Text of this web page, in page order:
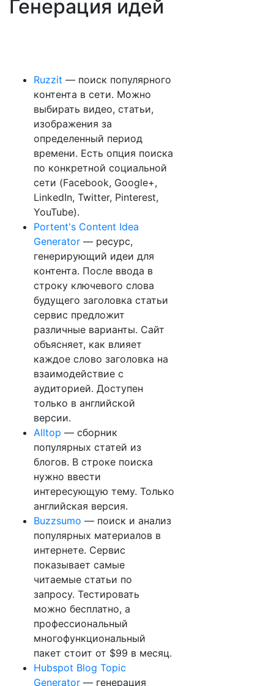
Генерация идей
Ruzzit — поиск популярного
контента в сети. Можно
выбирать видео, статьи,
изображения за
определенный период
времени. Есть опция поиска
по конкретной социальной
сети (Facebook, Google+,
LinkedIn, Twitter, Pinterest,
YouTube).
Portent's Content Idea
Generator — ресурс,
генерирующий идеи для
контента. После ввода в
строку ключевого слова
будущего заголовка статьи
сервис предложит
различные варианты. Сайт
объясняет, как влияет
каждое слово заголовка на
взаимодействие с
аудиторией. Доступен
только в английской
версии.
Alltop — сборник
популярных статей из
блогов. В строке поиска
нужно ввести
интересующую тему. Только
английская версия.
Buzzsumo — поиск и анализ
популярных материалов в
интернете. Сервис
показывает самые
читаемые статьи по
запросу. Тестировать
можно бесплатно, а
профессиональный
многофункциональный
пакет стоит от $99 в месяц.
Hubspot Blog Topic
Generator — генерация